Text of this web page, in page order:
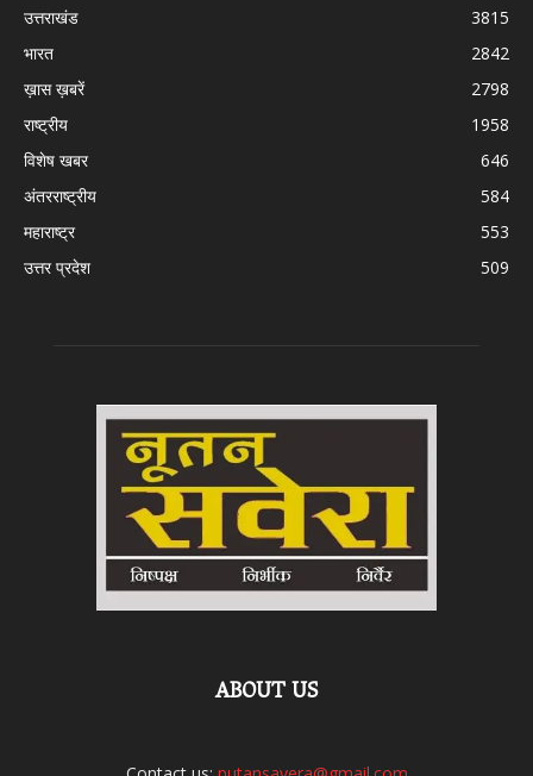
उत्तराखंड
3815
भारत
2842
ख़ास ख़बरें
2798
राष्ट्रीय
1958
विशेष खबर
646
अंतरराष्ट्रीय
584
महाराष्ट्र
553
उत्तर प्रदेश
509
ABOUT US